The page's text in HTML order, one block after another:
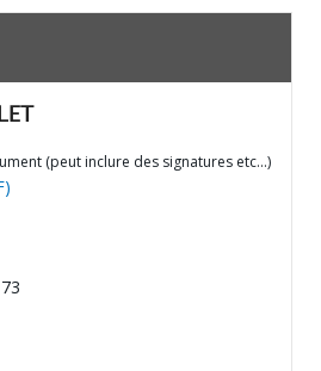
(peut inclure des signatures etc…)